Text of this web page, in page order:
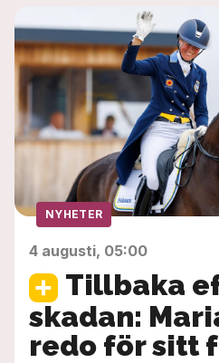
NYHETER
4 augusti, 05:00
Tillbaka
skadan:
redo för sitt